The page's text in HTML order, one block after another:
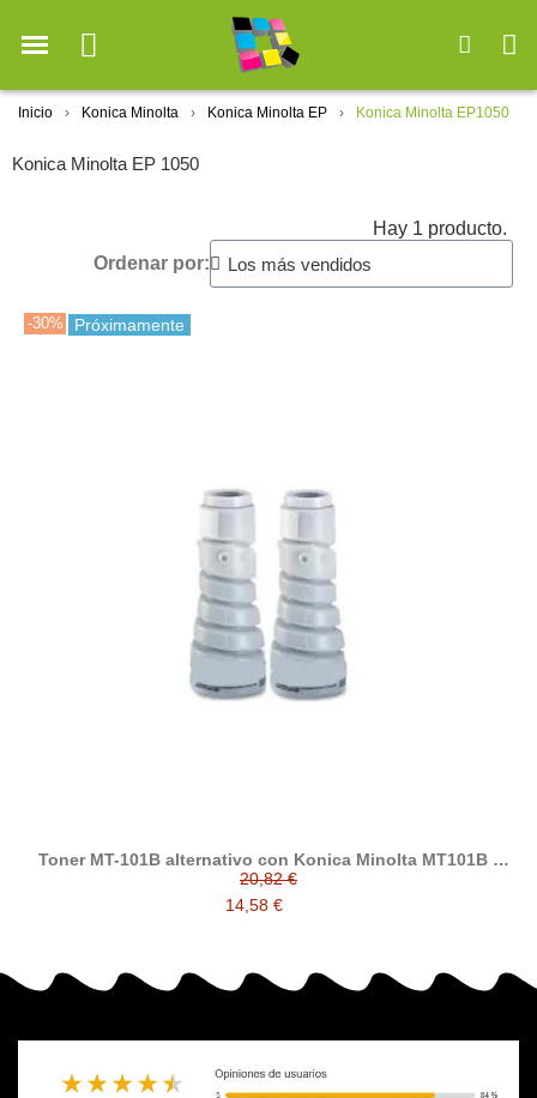
Inicio Konica Minolta Konica Minolta EP Konica Minolta EP1050
Konica Minolta EP 1050
Hay 1 producto.
Ordenar por:
-30% Próximamente
Toner MT-101B alternativo con Konica Minolta MT101B (
8932-4040 )
20,82 €
14,58 €